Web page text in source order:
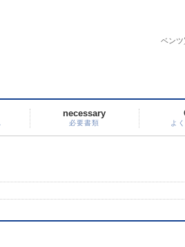
ベン
necessary
必要書類 よ